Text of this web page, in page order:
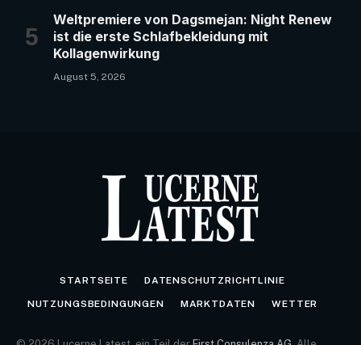
Weltpremiere von Dagsmejan: Night Renew
ist die erste Schlafbekleidung mit
Kollagenwirkung
August 5, 2026
STARTSEITE DATENSCHUTZRICHTLINIE
NUTZUNGSBEDINGUNGEN MARKTDATEN WETTER